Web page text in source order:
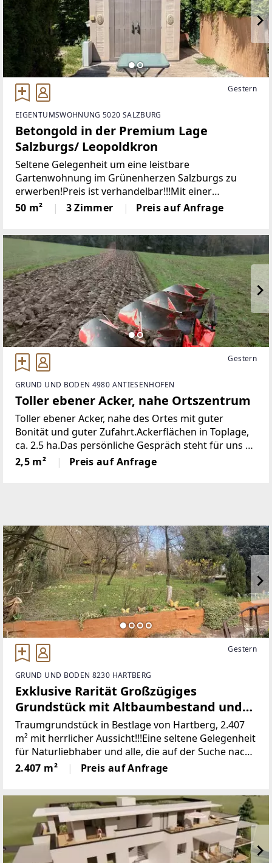
Gestern
EIGENTUMSWOHNUNG 5020 SALZBURG
Betongold in der Premium Lage
Salzburgs/ Leopoldkron
Seltene Gelegenheit um eine leistbare
Gartenwohnung im Grünenherzen Salzburgs zu
erwerben!Preis ist verhandelbar!!!Mit einer
perfekten Aufteilung verfügt die Wohnung über
einen Vorraum mit jeweils Zugang zu einem
50 m² 3 Zimmer Preis auf Anfrage
Gestern
GRUND UND BODEN 4980 ANTIESENHOFEN
Toller ebener Acker, nahe Ortszentrum
Toller ebener Acker, nahe des Ortes mit guter
Bonität und guter Zufahrt.Ackerflächen in Toplage,
ca. 2.5 ha.Das persönliche Gespräch steht für uns an
oberster Stelle...Nähere Informationen und einen
Besichtigungstermin erhalten
2,5 m² Preis auf Anfrage
Gestern
GRUND UND BODEN 8230 HARTBERG
Exklusive Rarität Großzügiges
Grundstück mit Altbaumbestand und
herrlicher Aussicht
Traumgrundstück in Bestlage von Hartberg, 2.407
m² mit herrlicher Aussicht!!!Eine seltene Gelegenheit
für Naturliebhaber und alle, die auf der Suche nach
einem außergewöhnlichen Grundstück sind. In
einer ruhigen Sackgasse gelegen, bietet diese
2.407 m² Preis auf Anfrage